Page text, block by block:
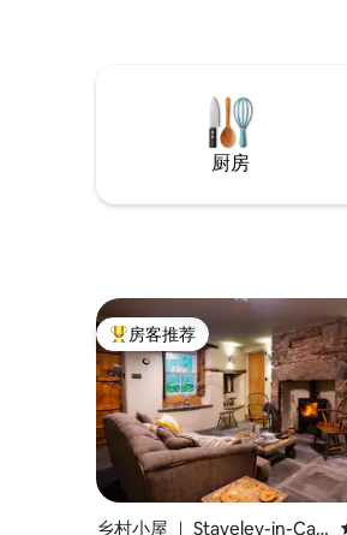
验，在维查姆（Whicham）骑
厨房
热门「房客推荐」
房客推荐
乡村小屋 ｜ Staveley-in-Cart